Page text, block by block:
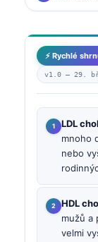
⚡ Rychlé
v1.0 — 29.
LDL
mnoho
nebo
HDL
mužů a
velmi